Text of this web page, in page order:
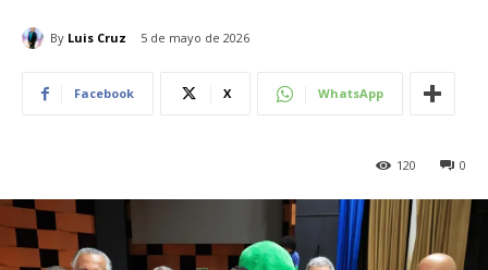
By Luis Cruz 5 de mayo de 2026
Facebook X WhatsApp
0
120